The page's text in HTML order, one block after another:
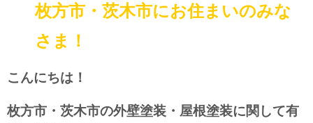
枚方市・茨木市にお住まいのみな
さま！
こんにちは！
枚方市・茨木市の外壁塗装・屋根塗装に関して有